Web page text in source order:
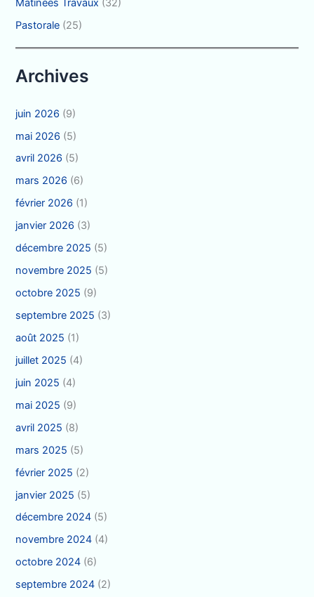
Matinées Travaux (32)
Pastorale (25)
Archives
juin 2026 (9)
mai 2026 (5)
avril 2026 (5)
mars 2026 (6)
février 2026 (1)
janvier 2026 (3)
décembre 2025 (5)
novembre 2025 (5)
octobre 2025 (9)
septembre 2025 (3)
août 2025 (1)
juillet 2025 (4)
juin 2025 (4)
mai 2025 (9)
avril 2025 (8)
mars 2025 (5)
février 2025 (2)
janvier 2025 (5)
décembre 2024 (5)
novembre 2024 (4)
octobre 2024 (6)
septembre 2024 (2)